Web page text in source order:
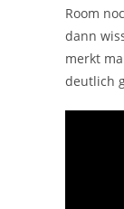
Room
dann
merkt
deutlich